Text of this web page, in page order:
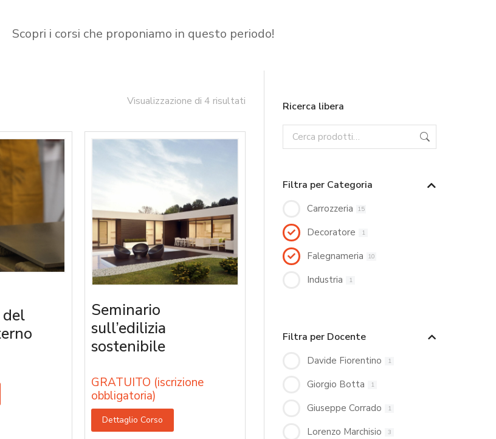
Scopri i corsi che proponiamo in questo periodo!
Visualizzazione di 4 risultati
Seminario
sull’edilizia
sostenibile
GRATUITO (iscrizione
obbligatoria)
Dettaglio Corso
Ricerca libera
Filtra per Categoria
Carrozzeria 15
Decoratore 1
Falegnameria 10
Industria 1
Filtra per Docente
Davide Fiorentino 1
Giorgio Botta 1
Giuseppe Corrado 1
Lorenzo Marchisio 3